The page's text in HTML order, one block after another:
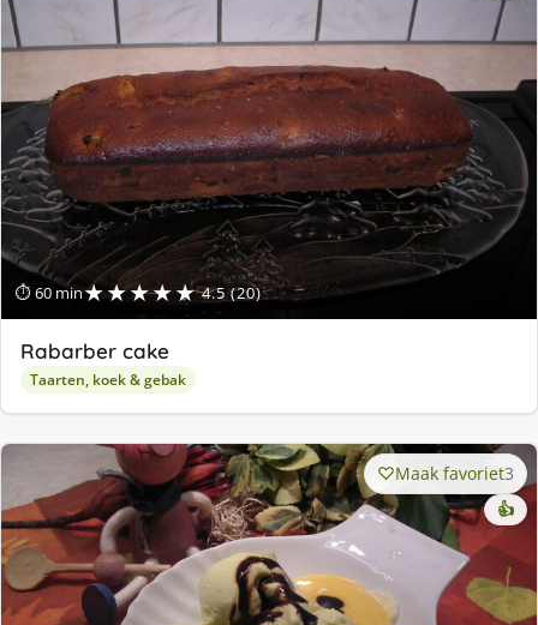
⏱ 60 min★★★★★ 4.5 (20)
Rabarber cake
Taarten, koek & gebak
Maak favoriet3
👍